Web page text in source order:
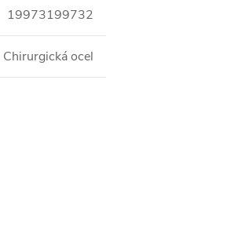
19973199732
Chirurgická ocel